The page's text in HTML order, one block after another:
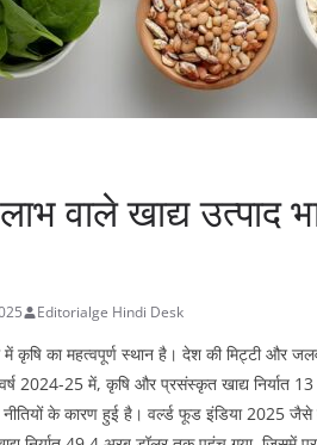
वाले खाद्य उत्पाद
Editorialge Hindi Desk
में कृषि का महत्वपूर्ण स्थान है। देश की मिट्टी और
2024-25 में, कृषि और प्रसंस्कृत खाद्य निर्यात
के कारण हुई है। वर्ल्ड फूड इंडिया 2025